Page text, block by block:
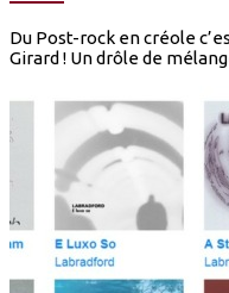
Du Post-rock en créole
Girard ! Un drôle de